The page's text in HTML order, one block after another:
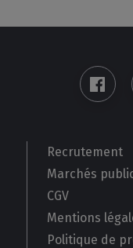
Recrutement
Marchés
CGV
Mentions
Politique de